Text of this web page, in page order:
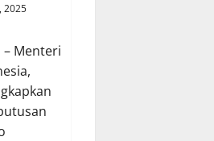
2025
– Menteri